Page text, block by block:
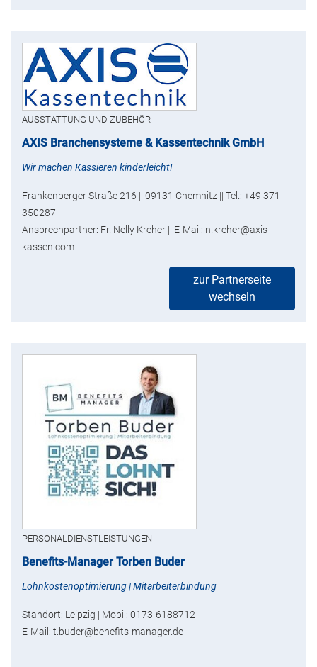
AUSSTATTUNG UND ZUBEHÖR
AXIS Branchensysteme & Kassentechnik GmbH
Wir machen Kassieren kinderleicht!
Frankenberger Straße 216 || 09131 Chemnitz || Tel.: +49 371
350287
Ansprechpartner: Fr. Nelly Kreher || E-Mail: n.kreher@axis-
kassen.com
zur Partnerseite
wechseln
PERSONALDIENSTLEISTUNGEN
Benefits-Manager Torben Buder
Lohnkostenoptimierung | Mitarbeiterbindung
Standort: Leipzig | Mobil: 0173-6188712
E-Mail: t.buder@benefits-manager.de